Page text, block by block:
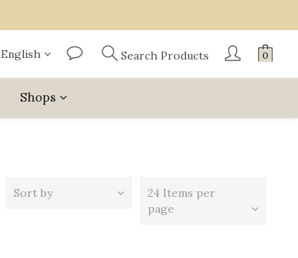
English Search Products
Shops
Sort by
24 Items per
page